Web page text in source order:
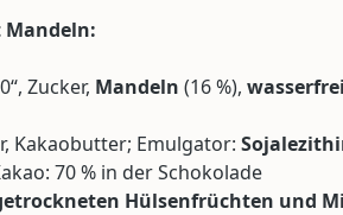
Mandeln:
Zucker, Mandeln (16 %),
Kakaobutter; Emulgator:
70 % in der Schokolade
Hülsenfrüchten und